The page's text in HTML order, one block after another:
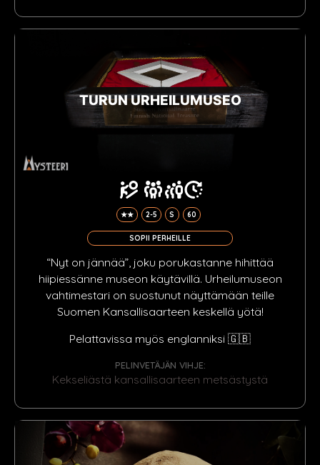
TURUN URHEILUMUSEO
★★ 2-5 S 60
SOPII PERHEILLE
“Nyt on jännää”, joku porukastanne hihittää
hiipiessänne museon käytävillä. Urheilumuseon
vahtimestari on suostunut näyttämään teille
Suomen Kansallisaarteen keskellä yötä!
Pelattavissa myös englanniksi 🇬🇧
PELINVETÄJÄN VIHJE:
Kekseliästä kansallisaarteen metsästystä